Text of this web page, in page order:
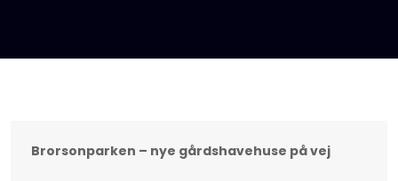
Brorsonparken – nye gårdshavehuse på vej